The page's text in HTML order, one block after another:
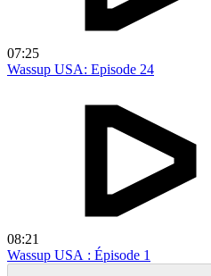
07:25
Wassup USA: Episode 24
08:21
Wassup USA : Épisode 1